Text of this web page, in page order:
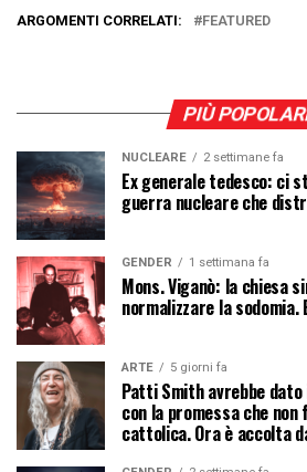
ARGOMENTI CORRELATI: FEATURED
PIÙ
NUCLEARE 2 settimane fa
Ex generale tedesco: ci
guerra nucleare che
GENDER 1 settimana fa
Mons. Viganò: la chiesa
normalizzare la
ARTE 5 giorni fa
Patti Smith avrebbe
con la promessa che
cattolica. Ora è accolta